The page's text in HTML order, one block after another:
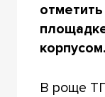
корпусом.
В роще